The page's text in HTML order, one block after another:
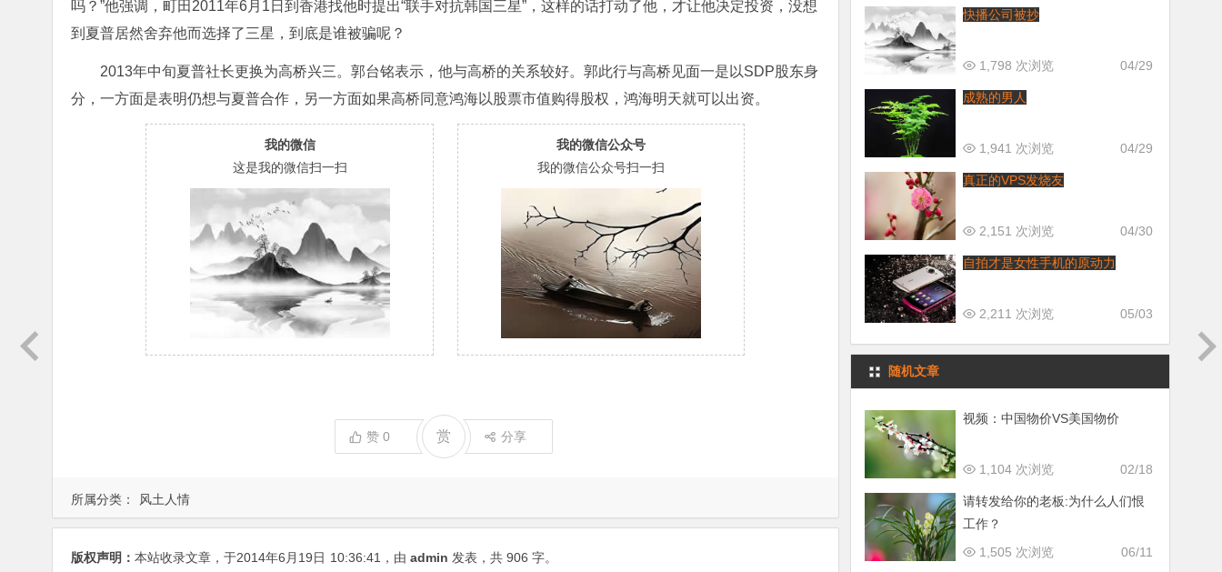
所属分类： 风土人情
吗？”他强调，町田2011年6月1日到香港找他时提出“联手对抗韩国三星”，这样的话打动了他，才让他决定投资，没想
到夏普居然舍弃他而选择了三星，到底是谁被骗呢？
2013年中旬夏普社长更换为高桥兴三。郭台铭表示，他与高桥的关系较好。郭此行与高桥见面一是以SDP股东身
分，一方面是表明仍想与夏普合作，另一方面如果高桥同意鸿海以股票市值购得股权，鸿海明天就可以出资。
我的微信
这是我的微信扫一扫
我的微信公众号
我的微信公众号扫一扫
赞0 赏 分享
版权声明： 本站收录文章，于2014年6月19日 10:36:41 ，由 admin 发表，共 906 字。
快播公司被抄
04/29
1,798 次浏览
成熟的男人
04/29
1,941 次浏览
真正的VPS发烧友
04/30
2,151 次浏览
自拍才是女性手机的原动力
05/03
2,211 次浏览
随机文章
视频：中国物价VS美国物价
02/18
1,104 次浏览
请转发给你的老板:为什么人们恨
工作？
06/11
1,505 次浏览